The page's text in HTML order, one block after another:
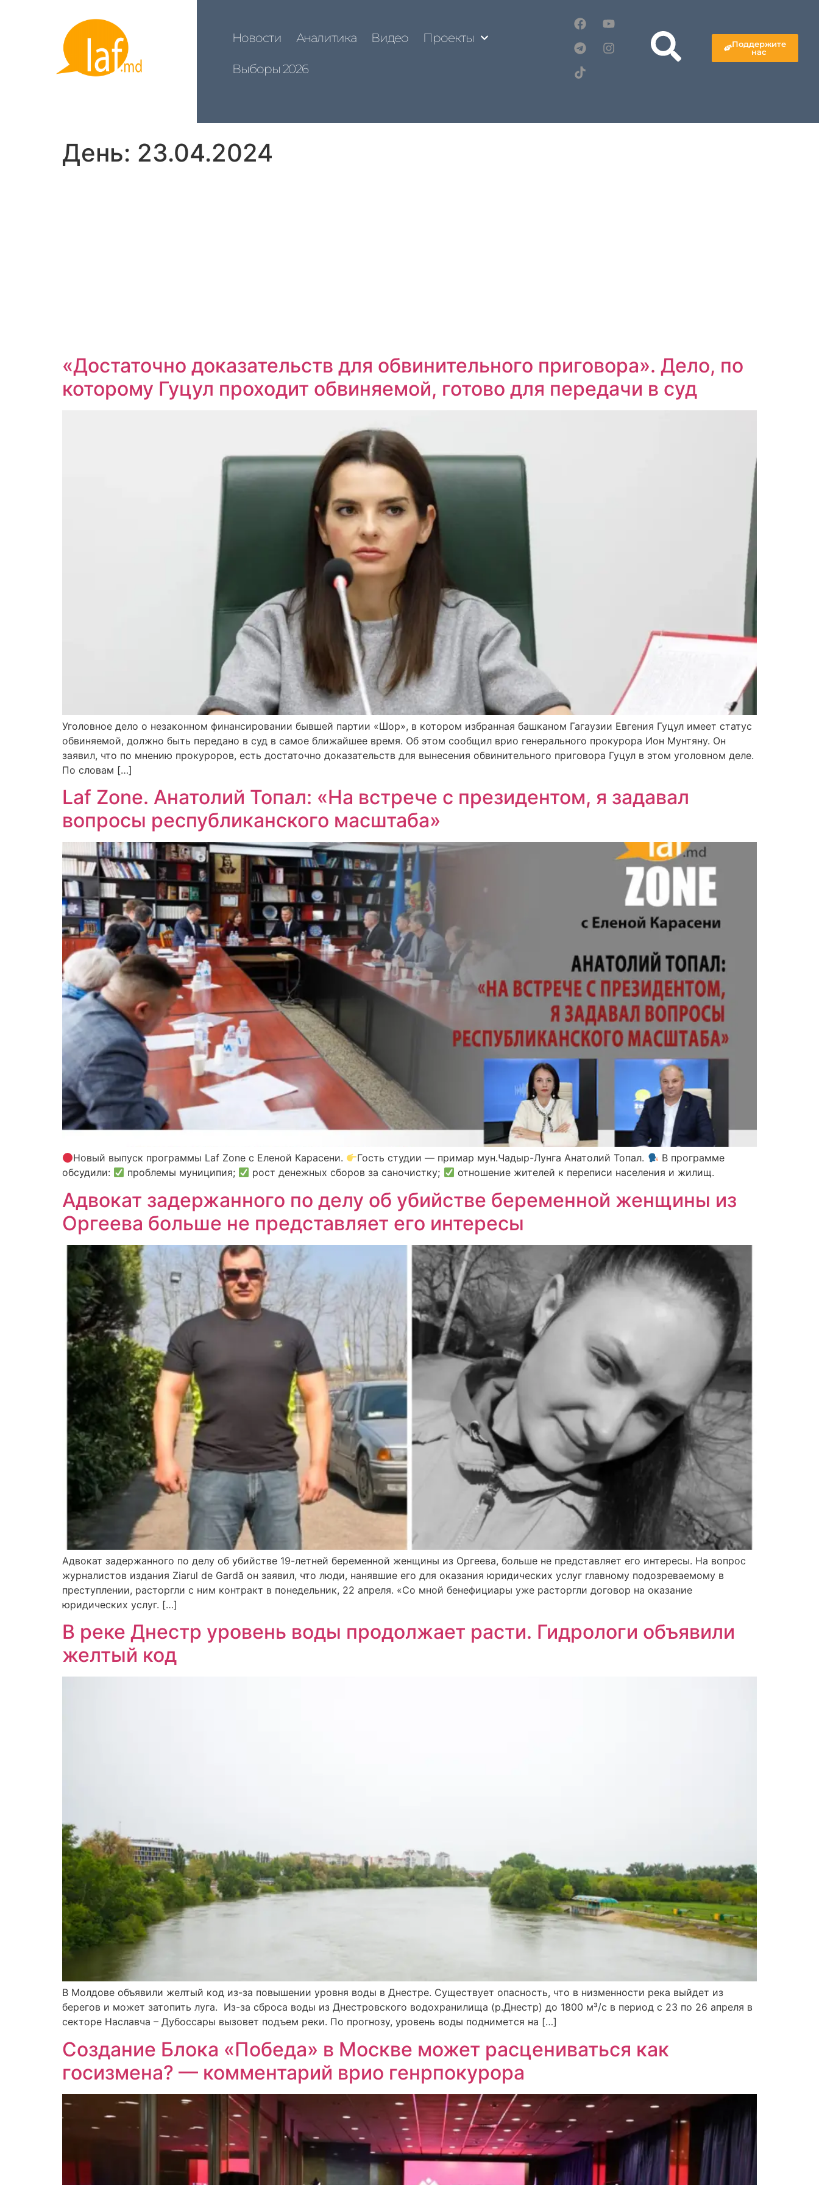
Новости Аналитика Видео Проекты
Выборы 2026
Поддержите
нас
День: 23.04.2024
«Достаточно доказательств для обвинительного приговора». Дело, по
которому Гуцул проходит обвиняемой, готово для передачи в суд
Уголовное дело о незаконном финансировании бывшей партии «Шор», в котором избранная башканом Гагаузии Евгения Гуцул имеет статус
обвиняемой, должно быть передано в суд в самое ближайшее время. Об этом сообщил врио генерального прокурора Ион Мунтяну. Он
заявил, что по мнению прокуроров, есть достаточно доказательств для вынесения обвинительного приговора Гуцул в этом уголовном деле.
По словам […]
Laf Zone. Анатолий Топал: «На встрече с президентом, я задавал
вопросы республиканского масштаба»
Новый выпуск программы Laf Zone с Еленой Карасени. Гость студии — примар мун.Чадыр-Лунга Анатолий Топал.
В программе
обсудили:
проблемы муниципия; рост денежных сборов за саночистку; отношение жителей к переписи населения и жилищ.
Адвокат задержанного по делу об убийстве беременной женщины из
Оргеева больше не представляет его интересы
Адвокат задержанного по делу об убийстве 19-летней беременной женщины из Оргеева, больше не представляет его интересы. На вопрос
журналистов издания Ziarul de Gardă он заявил, что люди, нанявшие его для оказания юридических услуг главному подозреваемому в
преступлении, расторгли с ним контракт в понедельник, 22 апреля. «Со мной бенефициары уже расторгли договор на оказание
юридических услуг. […]
В реке Днестр уровень воды продолжает расти. Гидрологи объявили
желтый код
В Молдове объявили желтый код из-за повышении уровня воды в Днестре. Существует опасность, что в низменности река выйдет из
берегов и может затопить луга. Из-за сброса воды из Днестровского водохранилища (р.Днестр) до 1800 м³/с в период с 23 по 26 апреля в
секторе Наславча – Дубоссары вызовет подъем реки. По прогнозу, уровень воды поднимется на […]
Создание Блока «Победа» в Москве может расцениваться как
госизмена? — комментарий врио генрпокурора